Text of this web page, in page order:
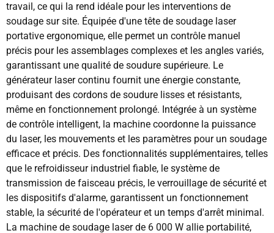
travail, ce qui la rend idéale pour les interventions de
soudage sur site. Équipée d'une tête de soudage laser
portative ergonomique, elle permet un contrôle manuel
précis pour les assemblages complexes et les angles variés,
garantissant une qualité de soudure supérieure. Le
générateur laser continu fournit une énergie constante,
produisant des cordons de soudure lisses et résistants,
même en fonctionnement prolongé. Intégrée à un système
de contrôle intelligent, la machine coordonne la puissance
du laser, les mouvements et les paramètres pour un soudage
efficace et précis. Des fonctionnalités supplémentaires, telles
que le refroidisseur industriel fiable, le système de
transmission de faisceau précis, le verrouillage de sécurité et
les dispositifs d'alarme, garantissent un fonctionnement
stable, la sécurité de l'opérateur et un temps d'arrêt minimal.
La machine de soudage laser de 6 000 W allie portabilité,